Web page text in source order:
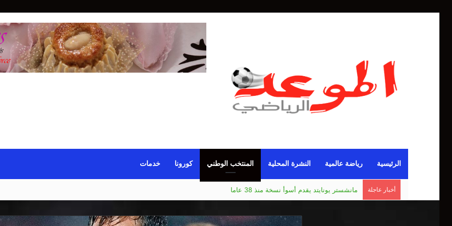
الرئيسية رياضة عالمية النشرة المحلية المنتخب الوطني كورونا خدمات
أخبار عاجلة بيلينغهام.. ظالم أم مظلوم في ريال مدريد؟